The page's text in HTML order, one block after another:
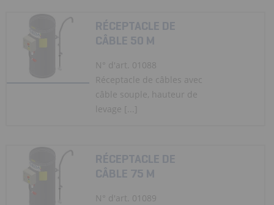
RÉCEPTACLE DE
CÂBLE 50 M
N° d'art. 01088
Réceptacle de câbles avec
câble souple, hauteur de
levage [...]
RÉCEPTACLE DE
CÂBLE 75 M
N° d'art. 01089